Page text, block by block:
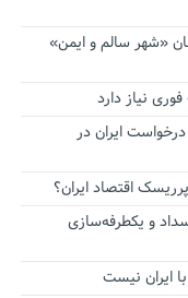
«شهر سالم و ایمن»
نیاز دارد
اقتدار ناوگروه ۱۰۳ در مأموریت‌ اقیانوسی/ ۵ درخواست ایران در
اقتصاد ایران؟
و یکطرفه‌سازی
ایران نیست